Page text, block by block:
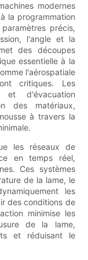
modernes
la programmation
précis,
l'angle et la
des découpes
essentielle à la
l'aérospatiale
critiques. Les
et d'évacuation
des matériaux,
à travers la
les réseaux de
en temps réel,
Ces systèmes
de la lame, le
les
des conditions de
minimise les
de la lame,
et réduisant le